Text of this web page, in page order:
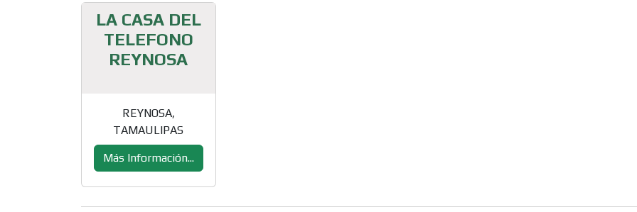
LA CASA DEL
TELEFONO
REYNOSA
REYNOSA,
TAMAULIPAS
Más Información...